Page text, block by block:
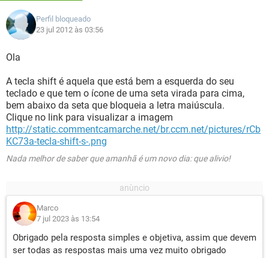
Perfil bloqueado
23 jul 2012 às 03:56
Ola
A tecla shift é aquela que está bem a esquerda do seu
teclado e que tem o ícone de uma seta virada para cima,
bem abaixo da seta que bloqueia a letra maiúscula.
Clique no link para visualizar a imagem
http://static.commentcamarche.net/br.ccm.net/pictures/rCb
KC73a-tecla-shift-s-.png
Nada melhor de saber que amanhã é um novo dia: que alivio!
Marco
7 jul 2023 às 13:54
Obrigado pela resposta simples e objetiva, assim que devem
ser todas as respostas mais uma vez muito obrigado